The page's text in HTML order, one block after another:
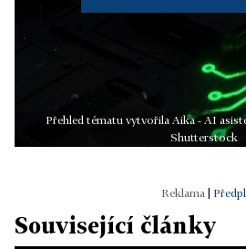
Přehled tématu vytvořila Aika - AI
Shutterstock
Související články